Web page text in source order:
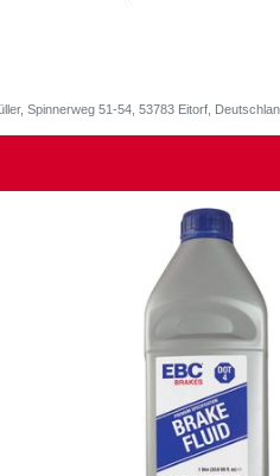
Spinnerweg 51-54, 53783 Eitorf,